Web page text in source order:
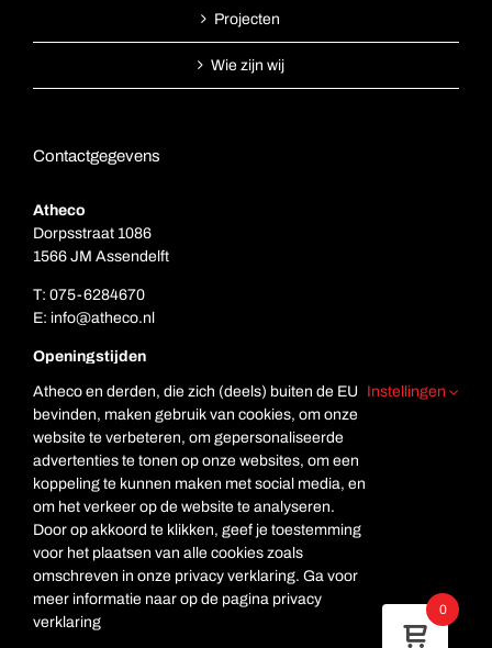
Projecten
Wie zijn wij
Contactgegevens
Atheco
Dorpsstraat 1086
1566 JM Assendelft
T: 075-6284670
E: info@atheco.nl
Openingstijden
Za: Gesloten
Zo. Gesloten
© Copyright Atheco 0
Atheco en derden, die zich (deels) buiten de EU
bevinden, maken gebruik van cookies, om onze
website te verbeteren, om gepersonaliseerde
advertenties te tonen op onze websites, om een
koppeling te kunnen maken met social media, en
om het verkeer op de website te analyseren.
Door op akkoord te klikken, geef je toestemming
voor het plaatsen van alle cookies zoals
omschreven in onze privacy verklaring. Ga voor
meer informatie naar op de pagina privacy
verklaring
Instellingen